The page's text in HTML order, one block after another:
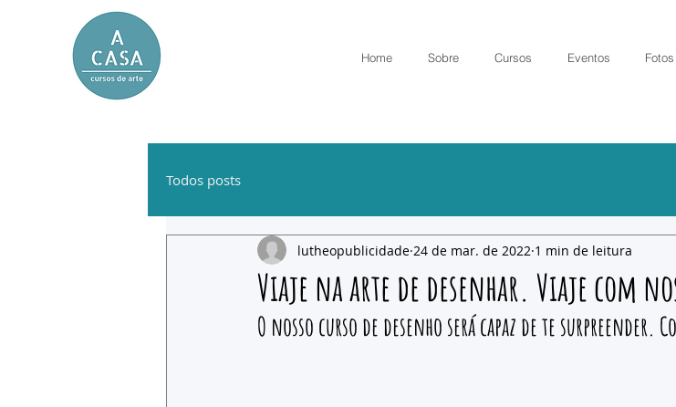
Home Sobre Cursos Eventos Fotos
Todos posts
Viaje na arte de desenhar. Viaje com
lutheopublicidade 24 de mar. de 2022 1 min de leitura
O nosso curso de desenho será capaz de te surpreender.